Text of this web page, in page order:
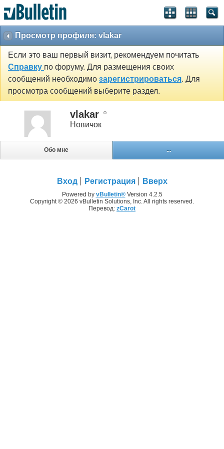
Просмотр профиля: vlakar
Если это ваш первый визит, рекомендуем почитать
Справку по форуму. Для размещения своих
сообщений необходимо зарегистрироваться. Для
просмотра сообщений выберите раздел.
vlakar
Новичок
Обо мне ...
Вход Регистрация Вверх
Powered by vBulletin®Version 4.2.5
Copyright © 2026 vBulletin Solutions, Inc. All rights reserved.
Перевод: zCarot